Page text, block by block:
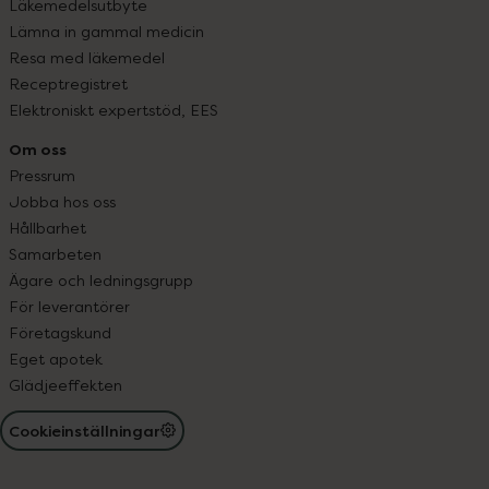
Läkemedelsutbyte
Lämna in gammal medicin
Resa med läkemedel
Receptregistret
Elektroniskt expertstöd, EES
Om oss
Pressrum
Jobba hos oss
Hållbarhet
Samarbeten
Ägare och ledningsgrupp
För leverantörer
Företagskund
Eget apotek
Glädjeeffekten
Cookieinställningar